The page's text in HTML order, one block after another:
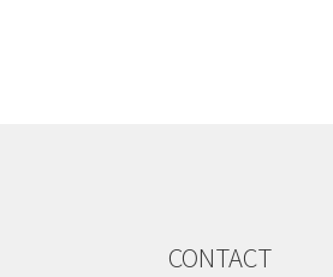
CONTACT